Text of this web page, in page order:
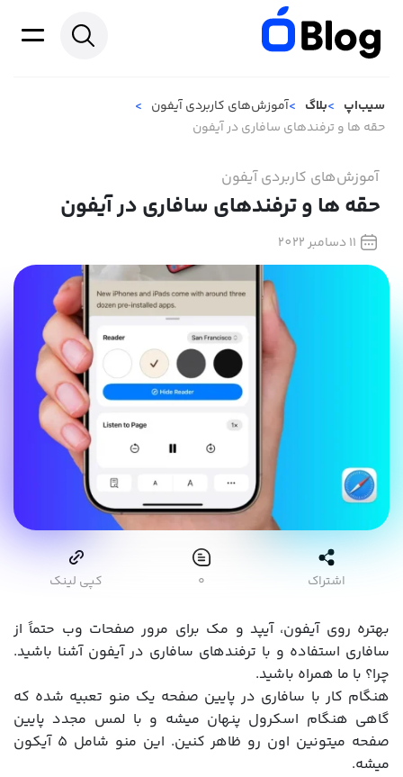
سیب‌اپ بلاگ
آموزش‌های کاربردی آیفون
حقه ها و ترفندهای سافاری در آیفون
آموزش‌های کاربردی آیفون
حقه ها و ترفندهای سافاری در آیفون
11 دسامبر 2022
اشتراک ۰ کپی لینک
بهتره روی آیفون، آیپد و مک برای مرور صفحات وب حتماً از
سافاری استفاده و با ترفندهای سافاری در آیفون آشنا باشید.
چرا؟ با ما همراه باشید.
هنگام کار با سافاری در پایین صفحه یک منو تعبیه شده که
گاهی هنگام اسکرول پنهان میشه و با لمس مجدد پایین
صفحه میتونین اون رو ظاهر کنین. این منو شامل ۵ آیکون
میشه.